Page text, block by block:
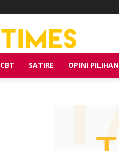
CBT SATIRE OPINI PILIHAN